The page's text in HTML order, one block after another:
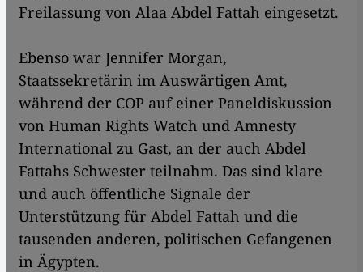
Freilassung von Alaa Abdel Fattah eingesetzt.
Ebenso war Jennifer Morgan,
Staatssekretärin im Auswärtigen Amt,
während der COP auf einer Paneldiskussion
von Human Rights Watch und Amnesty
International zu Gast, an der auch Abdel
Fattahs Schwester teilnahm. Das sind klare
und auch öffentliche Signale der
Unterstützung für Abdel Fattah und die
tausenden anderen, politischen Gefangenen
in Ägypten.